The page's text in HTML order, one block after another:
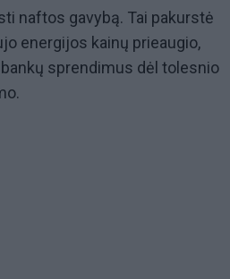
naftos gavybą. Tai pakurstė
energijos kainų prieaugio,
sprendimus dėl tolesnio